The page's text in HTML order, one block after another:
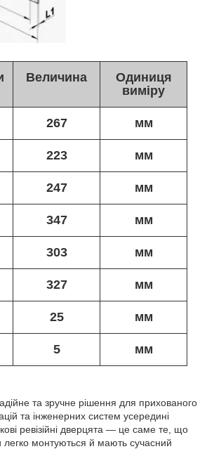
Величина
Одиниця
виміру
267 мм
223 мм
247 мм
347 мм
303 мм
327 мм
25 мм
5 мм
та зручне рішення для прихованого
та інженерних систем усередині
ревізійні дверцята — це саме те, що
легко монтуються й мають сучасний